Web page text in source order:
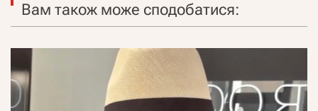
Вам також може сподобатися: